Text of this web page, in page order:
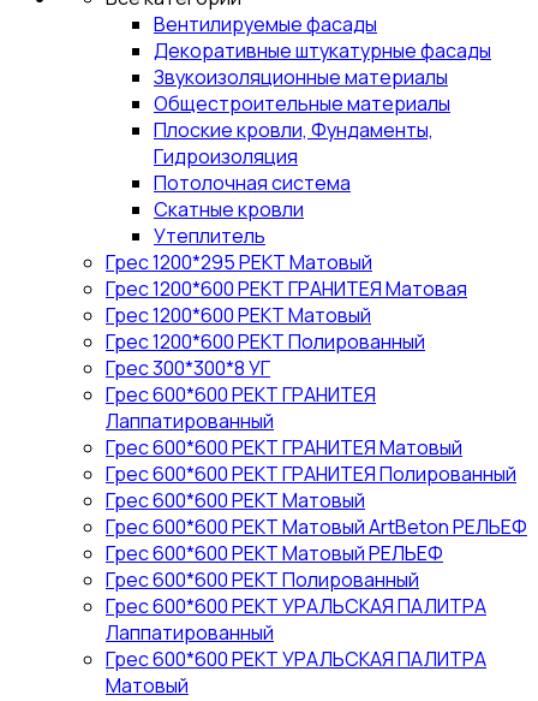
Вентилируемые фасады
Декоративные штукатурные фасады
Звукоизоляционные материалы
Общестроительные материалы
Плоские кровли, Фундаменты,
Гидроизоляция
Потолочная система
Скатные кровли
Утеплитель
Грес 1200*295 РЕКТ Матовый
Грес 1200*600 РЕКТ ГРАНИТЕЯ Матовая
Грес 1200*600 РЕКТ Матовый
Грес 1200*600 РЕКТ Полированный
Грес 300*300*8 УГ
Грес 600*600 РЕКТ ГРАНИТЕЯ
Лаппатированный
Грес 600*600 РЕКТ ГРАНИТЕЯ Матовый
Грес 600*600 РЕКТ ГРАНИТЕЯ Полированный
Грес 600*600 РЕКТ Матовый
Грес 600*600 РЕКТ Матовый ArtBeton РЕЛЬЕФ
Грес 600*600 РЕКТ Матовый РЕЛЬЕФ
Грес 600*600 РЕКТ Полированный
Грес 600*600 РЕКТ УРАЛЬСКАЯ ПАЛИТРА
Лаппатированный
Грес 600*600 РЕКТ УРАЛЬСКАЯ ПАЛИТРА
Матовый